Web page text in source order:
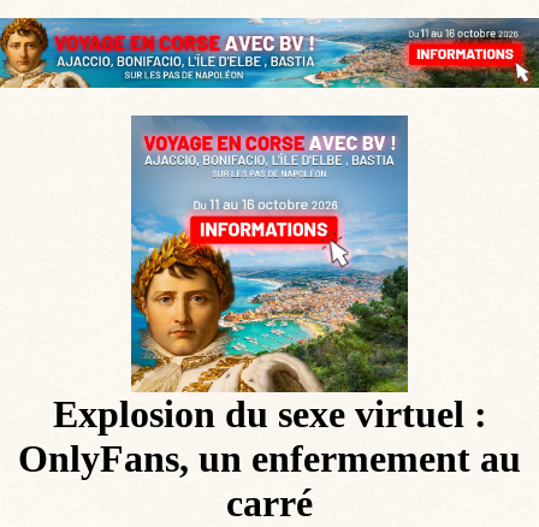
Explosion du sexe virtuel :
OnlyFans, un enfermement au
carré